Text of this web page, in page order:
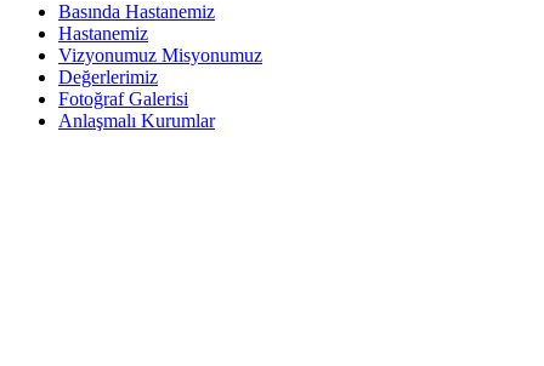
Basında Hastanemiz
Hastanemiz
Vizyonumuz Misyonumuz
Değerlerimiz
Fotoğraf Galerisi
Anlaşmalı Kurumlar